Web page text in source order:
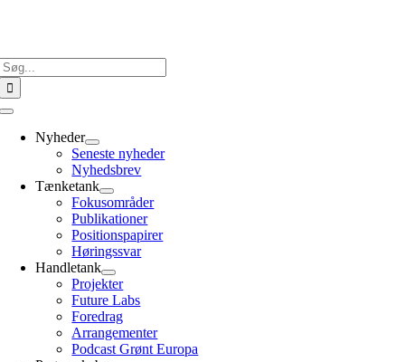
Toggle
NavigationNyheder
Seneste nyheder
Nyhedsbrev
Tænketank
Fokusområder
Publikationer
Positionspapirer
Høringssvar
Handletank
Projekter
Future Labs
Foredrag
Arrangementer
Podcast Grønt Europa